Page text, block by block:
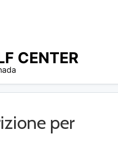
CENTER
per